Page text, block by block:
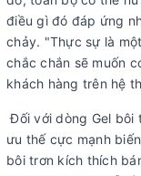
điều gì đó đáp ứng
chảy. "Thực sự là
chắc chắn sẽ muốn
khách hàng trên hệ
Đối với dòng Gel bôi
ưu thế cực mạnh
bôi trơn kích thích